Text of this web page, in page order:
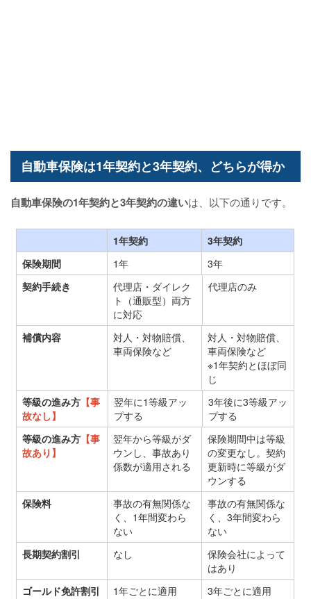
自動車保険は1年契約と3年契約、どちらが得か
自動車保険の1年契約と3年契約の違いは、以下の通りです。
1年契約
3年契約
保険期間
1年
3年
契約手続き
代理店・ダイレク
ト（通販型）両方
に対応
代理店のみ
補償内容
対人・対物賠償、
車両保険など
対人・対物賠償、
車両保険など
※1年契約とほぼ同
じ
等級の進み方 【事
故なし】
翌年に1等級アッ
プする
3年後に3等級アッ
プする
等級の進み方 【事
故あり】
翌年から等級がダ
ウンし、事故あり
係数が適用される
保険期間中は等級
の変更なし。契約
更新時に等級がダ
ウンする
保険料
事故の有無関係な
く、1年間変わら
ない
事故の有無関係な
く、3年間変わら
ない
長期契約割引
なし
保険会社によって
はあり
ゴールド免許割引
1年ごとに適用 3年ごとに適用